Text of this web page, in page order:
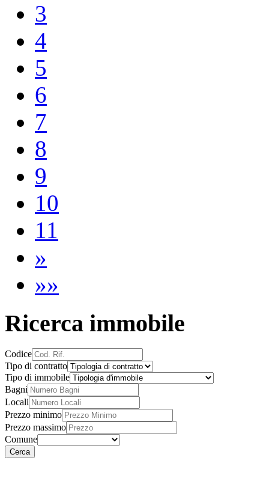
3
4
5
6
7
8
9
10
11
»
»»
Ricerca immobile
Codice
Tipo di contratto
Tipo di immobile
Bagni
Locali
Prezzo minimo
Prezzo massimo
Comune